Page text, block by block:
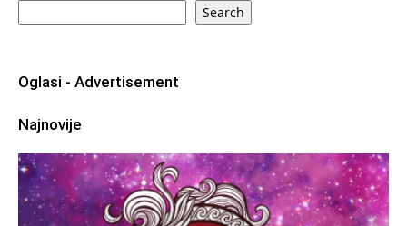
Search
Oglasi - Advertisement
Najnovije